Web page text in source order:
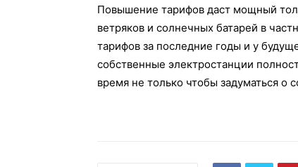
Повышение тарифов даст мощный
ветряков и солнечных батарей в
тарифов за последние годы и у
собственные электростанции
время не только чтобы задуматься о